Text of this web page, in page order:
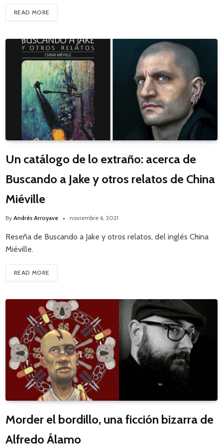
READ MORE
Un catálogo de lo extraño: acerca de
Buscando a Jake y otros relatos de China
Miéville
By Andrés Arroyave noviembre 6, 2021
Reseña de Buscando a Jake y otros relatos, del inglés China
Miéville.
READ MORE
Morder el bordillo, una ficción bizarra de
Alfredo Álamo